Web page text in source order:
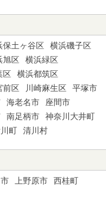
保土ヶ谷区
横浜磯子区
旭区
横浜緑区
区
横浜都筑区
前区 川崎麻生区
平塚市
海老名市
座間市
南足柄市
神奈川大井町
町 清川村
上野原市
西桂町